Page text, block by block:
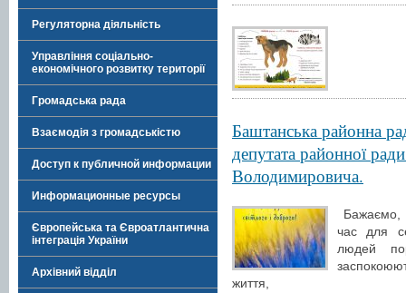
Регуляторна діяльність
Управління соціально-
економічного розвитку території
Громадська рада
Взаємодія з громадськістю
Доступ к публичной информации
Информационные ресурсы
Європейська та Євроатлантична
інтеграція України
Архівний відділ
Баштанська районна
депутата районної
Володимировича.
Бажаємо,
час для
людей
життя,